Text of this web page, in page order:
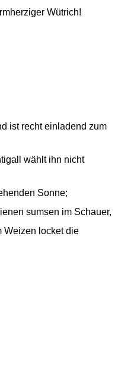
Wütrich!
ist recht einladend zum
wählt ihn nicht
Sonne;
sumsen im Schauer,
Weizen locket die